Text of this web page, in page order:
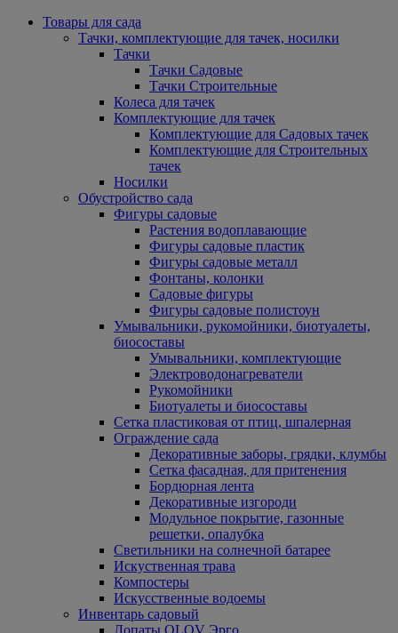
Товары для сада
Тачки, комплектующие для тачек, носилки
Тачки
Тачки Садовые
Тачки Строительные
Колеса для тачек
Комплектующие для тачек
Комплектующие для Садовых тачек
Комплектующие для Строительных
тачек
Носилки
Обустройство сада
Фигуры садовые
Растения водоплавающие
Фигуры садовые пластик
Фигуры садовые металл
Фонтаны, колонки
Садовые фигуры
Фигуры садовые полистоун
Умывальники, рукомойники, биотуалеты,
биосоставы
Умывальники, комплектующие
Электроводонагреватели
Рукомойники
Биотуалеты и биосоставы
Сетка пластиковая от птиц, шпалерная
Ограждение сада
Декоративные заборы, грядки, клумбы
Сетка фасадная, для притенения
Бордюрная лента
Декоративные изгороди
Модульное покрытие, газонные
решетки, опалубка
Светильники на солнечной батарее
Искуственная трава
Компостеры
Искусственные водоемы
Инвентарь садовый
Лопаты OLOV Эрго